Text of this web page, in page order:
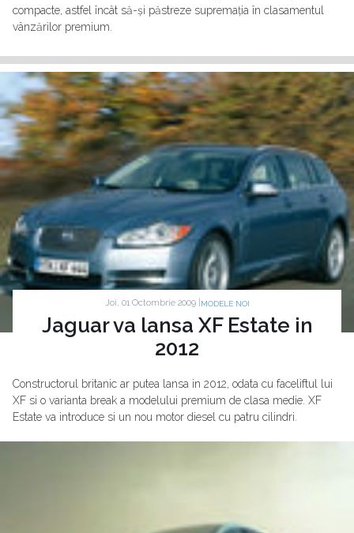
compacte, astfel încât să-și păstreze supremația în clasamentul
vânzărilor premium.
Joi, 01 Octombrie 2009 | MODELE NOI
Jaguar va lansa XF Estate in
2012
Constructorul britanic ar putea lansa in 2012, odata cu faceliftul lui
XF si o varianta break a modelului premium de clasa medie. XF
Estate va introduce si un nou motor diesel cu patru cilindri.